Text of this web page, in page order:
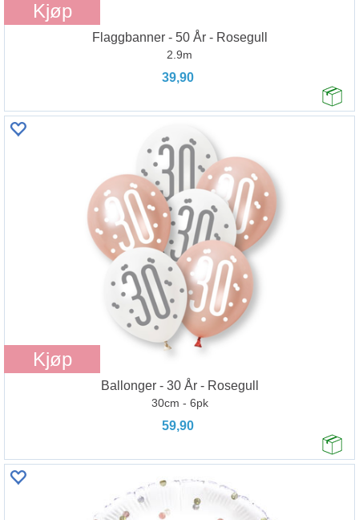
Kjøp
Flaggbanner - 50 År - Rosegull
2.9m
39,90
Kjøp
Ballonger - 30 År - Rosegull
30cm - 6pk
59,90